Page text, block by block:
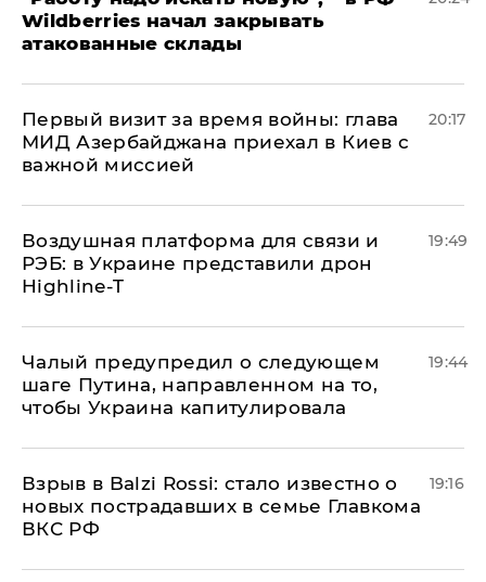
Wildberries начал закрывать
атакованные склады
Первый визит за время войны: глава
МИД Азербайджана приехал в Киев с
важной миссией
20:17
Воздушная платформа для связи и
РЭБ: в Украине представили дрон
Highline-T
19:49
Чалый предупредил о следующем
шаге Путина, направленном на то,
чтобы Украина капитулировала
19:44
Взрыв в Balzi Rossi: стало известно о
новых пострадавших в семье Главкома
ВКС РФ
19:16